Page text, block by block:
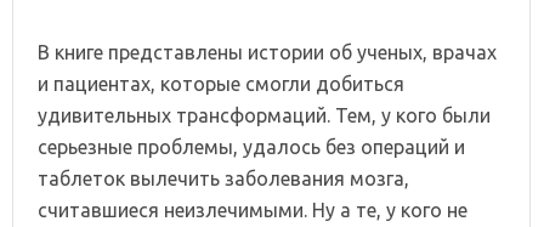
В книге представлены истории об ученых, врачах
и пациентах, которые смогли добиться
удивительных трансформаций. Тем, у кого были
серьезные проблемы, удалось без операций и
таблеток вылечить заболевания мозга,
считавшиеся неизлечимыми. Ну а те, у кого не